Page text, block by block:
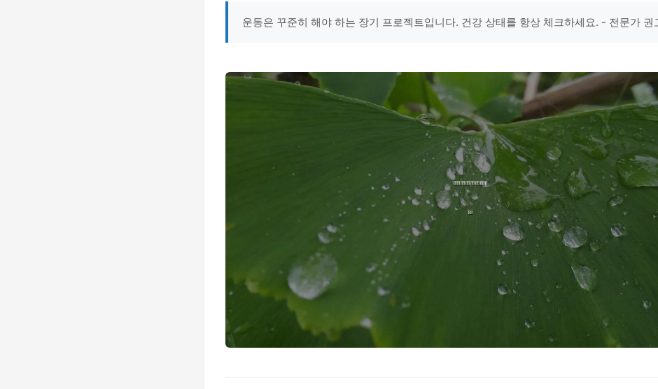
운동은 꾸준히 해야 하는 장기 프로젝트입니다. 건강 상태를 항상 체크하세요. - 전문가 권